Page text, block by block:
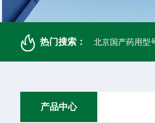
热门搜索： 北京国产药用型
产品中心